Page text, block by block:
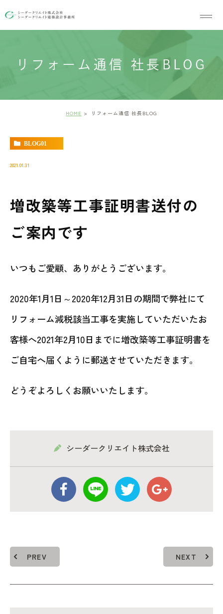
リフォーム通信 社長BLOG
HOME リフォーム通信 社長BLOG
BLOG01
2021.01.31
増改築等工事証明書送付の
ご案内です
いつもご愛顧、ありがとうございます。
2020年1月1日～2020年12月31日の期間で弊社にて
リフォーム減税該当工事を実施していただいたお
客様へ2021年2月10日までに増改築等工事証明書を
ご自宅へ届くように郵送させていただきます。
どうぞよろしくお願いいたします。
シーダークリエイト株式会社
PREV NEXT